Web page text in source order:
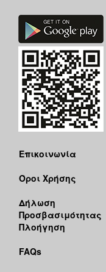
Επικοινωνία
Όροι Χρήσης
Δήλωση
Προσβασιμότητας
Πλοήγηση
FAQs